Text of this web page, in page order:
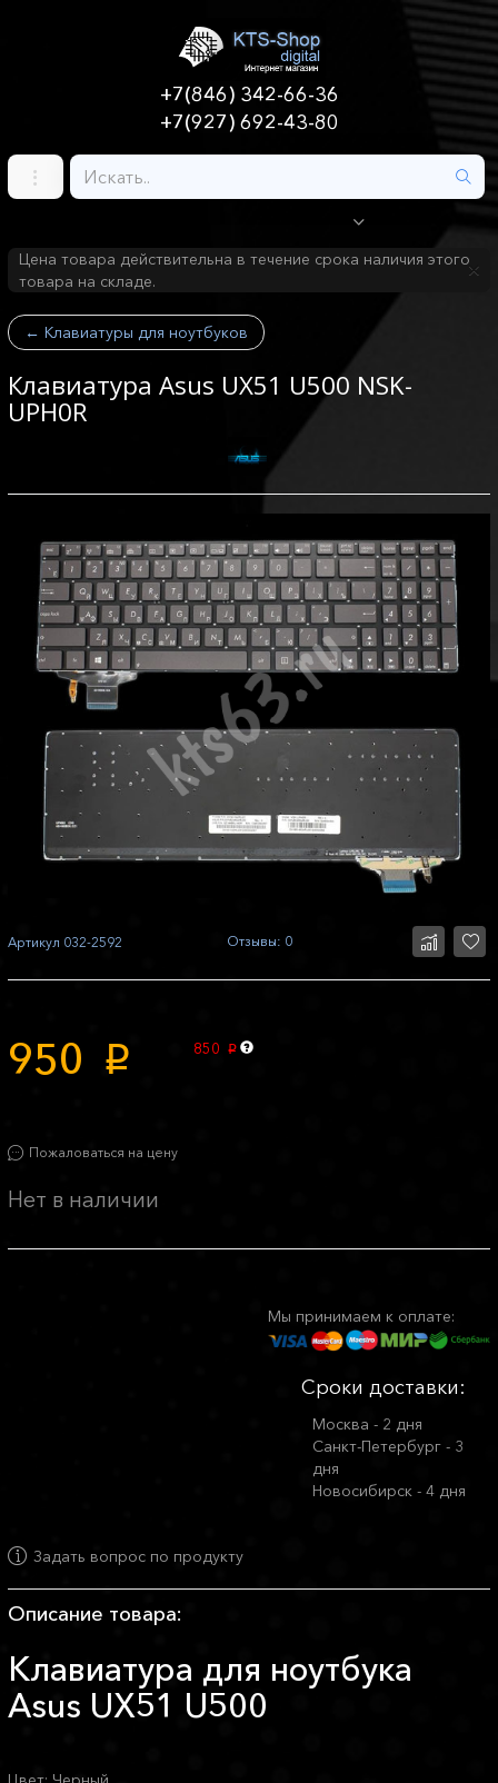
+7(846) 342-66-36
+7(927) 692-43-80
Цена товара действительна в течение срока наличия этого
товара на складе.
← Клавиатуры для ноутбуков
Клавиатура Asus UX51 U500 NSK-
UPH0R
Артикул 032-2592 Отзывы: 0
950 p 850 p
Пожаловаться на цену
Нет в наличии
Мы принимаем к оплате:
Сроки доставки:
Москва - 2 дня
Санкт-Петербург - 3
дня
Новосибирск - 4 дня
Задать вопрос по продукту
Описание товара:
Клавиатура для ноутбука
Asus UX51 U500